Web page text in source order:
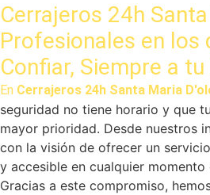
Cerrajeros 24h
Profesionales en los
Confiar, Siempre a
En Cerrajeros 24h Santa Maria
seguridad no tiene horario y que
mayor prioridad. Desde nuestros
con la visión de ofrecer un
y accesible en cualquier
Gracias a este compromiso,